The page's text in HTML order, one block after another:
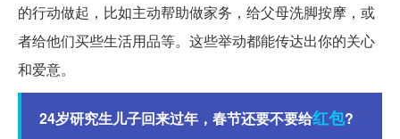
的行动做起，比如主动帮助做家务，给父母洗脚按摩，或
者给他们买些生活用品等。这些举动都能传达出你的关心
和爱意。
24岁研究生儿子回来过年，春节还要不要给红包?